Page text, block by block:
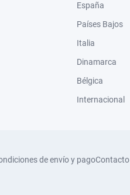
España
Países Bajos
Italia
Dinamarca
Bélgica
Internacional
de envío y pagoContacto